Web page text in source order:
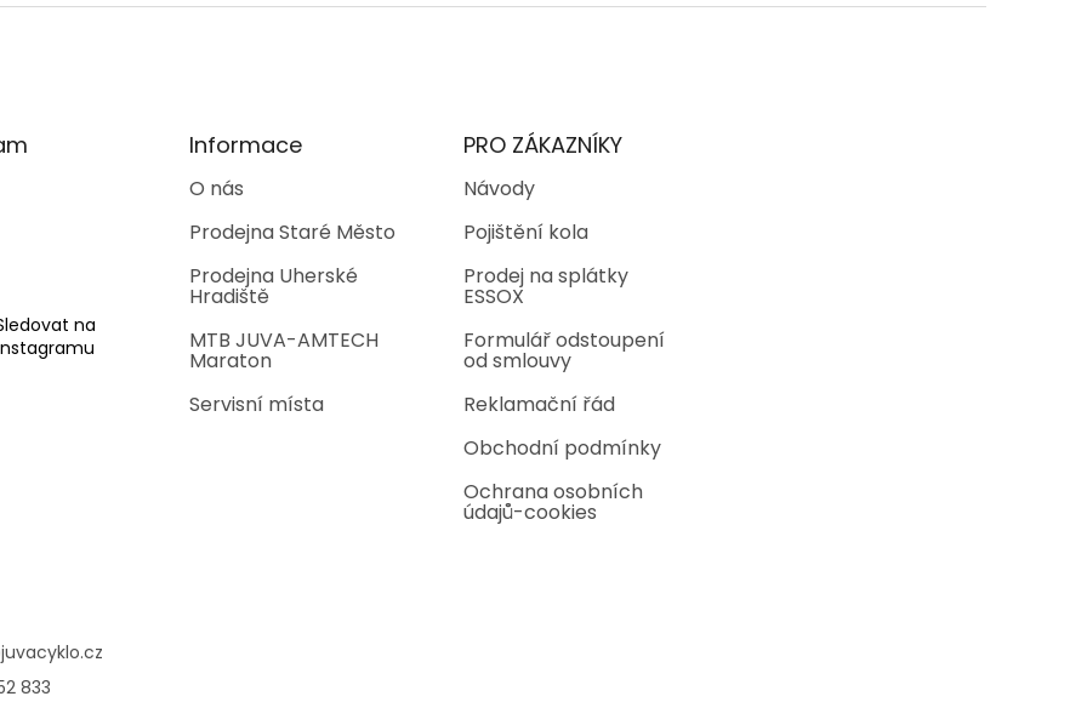
na
Informace
O nás
Prodejna Staré Město
Prodejna Uherské
Hradiště
MTB JUVA-AMTECH
Maraton
Servisní místa
PRO ZÁKAZNÍKY
Návody
Pojištění kola
Prodej na splátky
ESSOX
Formulář odstoupení
od smlouvy
Reklamační řád
Obchodní podmínky
Ochrana osobních
údajů-cookies
juvacyklo.cz
833